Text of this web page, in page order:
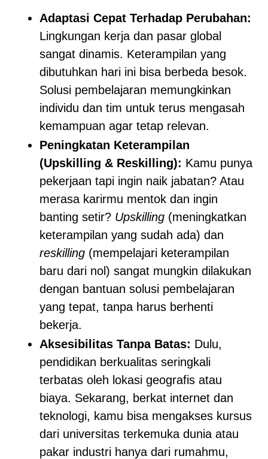
Adaptasi Cepat Terhadap Perubahan:
Lingkungan kerja dan pasar global
sangat dinamis. Keterampilan yang
dibutuhkan hari ini bisa berbeda besok.
Solusi pembelajaran memungkinkan
individu dan tim untuk terus mengasah
kemampuan agar tetap relevan.
Peningkatan Keterampilan
(Upskilling & Reskilling): Kamu punya
pekerjaan tapi ingin naik jabatan? Atau
merasa karirmu mentok dan ingin
banting setir? Upskilling(meningkatkan
keterampilan yang sudah ada) dan
reskilling(mempelajari keterampilan
baru dari nol) sangat mungkin dilakukan
dengan bantuan solusi pembelajaran
yang tepat, tanpa harus berhenti
bekerja.
Aksesibilitas Tanpa Batas: Dulu,
pendidikan berkualitas seringkali
terbatas oleh lokasi geografis atau
biaya. Sekarang, berkat internet dan
teknologi, kamu bisa mengakses kursus
dari universitas terkemuka dunia atau
pakar industri hanya dari rumahmu,